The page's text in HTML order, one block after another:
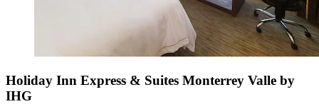
Holiday Inn Express & Suites Monterrey Valle by
IHG